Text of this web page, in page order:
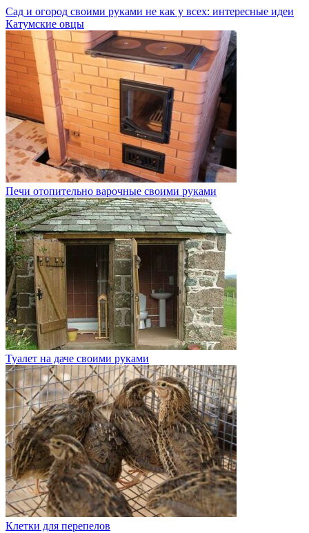
Сад и огород своими руками не как у всех: интересные идеи
Катумские овцы
Печи отопительно варочные своими руками
Туалет на даче своими руками
Клетки для перепелов